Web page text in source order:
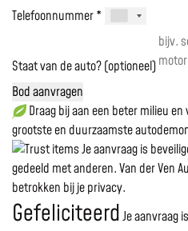
Telefoonnummer *
Staat van de auto? (optioneel)
Bod aanvragen
Draag bij aan een beter milieu
grootste en duurzaamste
Je aanvraag is
gedeeld met anderen. Van der Ven
betrokken bij je privacy.
GefeliciteerdJe aanvraag